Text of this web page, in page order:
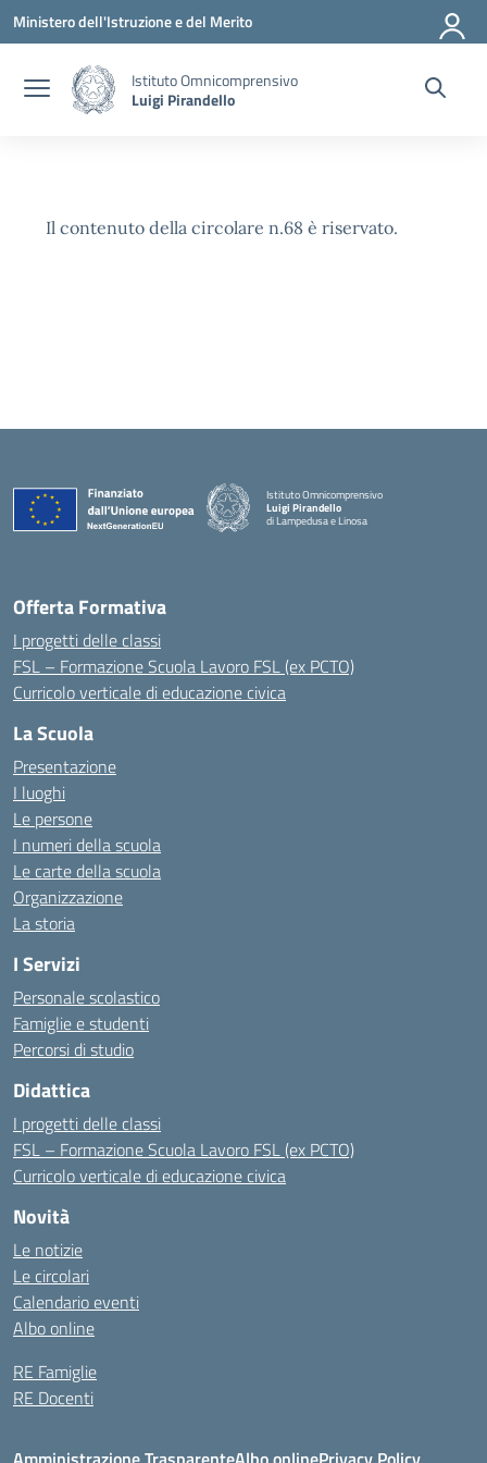
Vai ai contenuti
Vai al menu di navigazione
Vai al footer
Ministero dell'Istruzione e del Merito
Istituto Omnicomprensivo
Luigi Pirandello
Il contenuto della circolare n.68 è riservato.
Istituto Omnicomprensivo
Luigi Pirandello
di Lampedusa e Linosa
Offerta Formativa
I progetti delle classi
FSL – Formazione Scuola Lavoro FSL (ex PCTO)
Curricolo verticale di educazione civica
La Scuola
Presentazione
I luoghi
Le persone
I numeri della scuola
Le carte della scuola
Organizzazione
La storia
I Servizi
Personale scolastico
Famiglie e studenti
Percorsi di studio
Didattica
I progetti delle classi
FSL – Formazione Scuola Lavoro FSL (ex PCTO)
Curricolo verticale di educazione civica
Novità
Le notizie
Le circolari
Calendario eventi
Albo online
RE Famiglie
RE Docenti